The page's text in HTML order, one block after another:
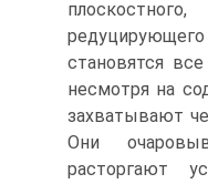
становятся
несмотря на
захватывают
Они
расторгают